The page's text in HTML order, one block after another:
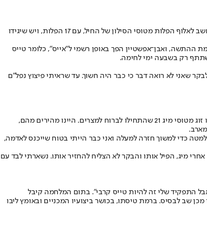
במשך שבע שנים נלחם תא"ל (מיל') גיורא אבן־אפשטיין להגיע לקורס טיס בחיל האוויר הישראלי, אבל במבחן התוצאה ההמתנה השתלמה - עד היום הוא נחשב לאלוף הפלות מטוסי הסילון של החיל, עם 17 הפלות, ויש שיגידו
101, הפיל את המטוס הראשון שלו, סוחוי 7. ההפלות הבאות היו במהלך מלחמת ההתשה, ואבן־אפשטיין הפך באופן רשמי ל"אייס", כלומר טייס
רק בשבעה ימי לחימה.
שאני לא רואה דבר כי כבר היה חשוך. עד שראיתי פיצוץ נפל"ם
למחרת, בין 19 ל־20 באוקטובר, בתוך כ־20 שעות בלבד, הפיל אבן־אפשטיין שמונה מטוסי קרב בזה אחר זה, ואחד הקרבות היה מורט עצבים במיוחד. "זיהינו זוג מטוסי מיג 21 שהתחילו לברוח למצרים. היינו מהירים מהם,
לא הצלחתי לירות בו. בשלב מסוים הוא צלל למטה כדי למשוך חזרה למעלה ואני כבר הייתי בטוח שייכנס לאדמה,
2 שלי שיגר טיל שהפיל מטוס והיתה לו תקלה. הסברתי לו איך לצאת מהתקלה ושלחתי אותו לנחיתה. מספר 3 הפיל וגמר דלק, ומספר 4 רדף אחרי מיג, הפיל אותו והבקר לא הצליח להחזיר אותו. נשארתי לבד עם
התפקיד שלי זה להיות טייס קרבי". בתום המלחמה קיבל
שב לבסיס. ברמת טיסתו, בכושר ביצועיו המכניים ובאומץ ליבו